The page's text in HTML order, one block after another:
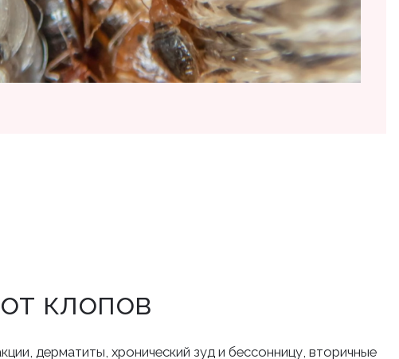
клопов
дерматиты, хронический зуд и бессонницу, вторичные